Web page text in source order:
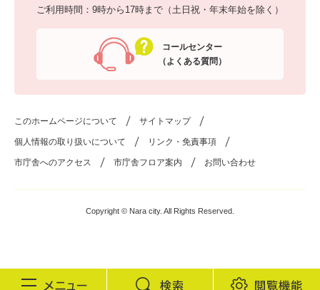
ご利用時間：9時から17時まで（土日祝・年末年始を除く）
コールセンター
（よくある質問）
このホームページについて サイトマップ
個人情報の取り扱いについて リンク・免責事項
市庁舎へのアクセス 市庁舎フロア案内 お問い合わせ
Copyright © Nara city. All Rights Reserved.